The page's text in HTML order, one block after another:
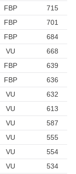
FBP
715
FBP
701
FBP
684
VU
668
FBP
639
FBP
636
VU
632
VU
613
VU
587
VU
555
VU
554
VU
534